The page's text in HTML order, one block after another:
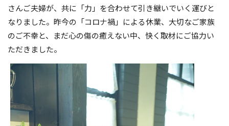
さんご夫婦が、共に「力」を合わせて引き継いでいく運びと
なりました。昨今の「コロナ禍」による休業、大切なご家族
のご不幸と、まだ心の傷の癒えない中、快く取材にご協力い
ただきました。